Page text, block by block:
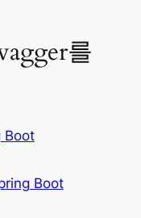
를
Boot
Boot